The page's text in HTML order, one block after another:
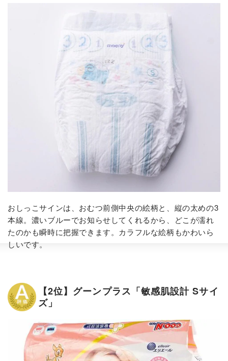
おしっこサインは、おむつ前側中央の絵柄と、縦の太めの3
本線。濃いブルーでお知らせしてくれるから、どこが濡れ
たのかも瞬時に把握できます。カラフルな絵柄もかわいら
しいです。
【2位】グーンプラス「敏感肌設計 Sサイ
ズ」